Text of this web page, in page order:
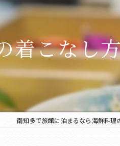
着こなし
南知多で旅館に泊まるなら海鮮料理